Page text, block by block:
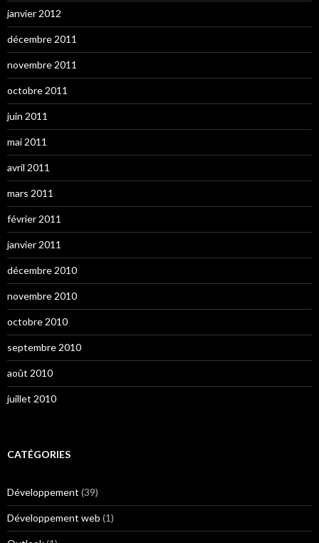
janvier 2012
décembre 2011
novembre 2011
octobre 2011
juin 2011
mai 2011
avril 2011
mars 2011
février 2011
janvier 2011
décembre 2010
novembre 2010
octobre 2010
septembre 2010
août 2010
juillet 2010
CATÉGORIES
Développement (39)
Développement web (1)